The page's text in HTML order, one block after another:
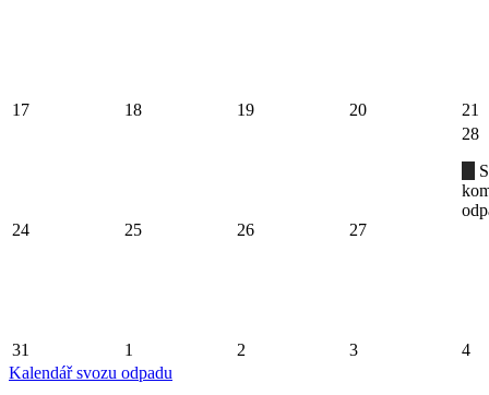
17 18 19 20 21
24 25 26 27
28
31 1 2 3
4
Kalendář svozu odpadu